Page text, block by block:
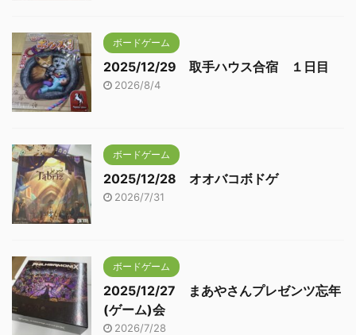
ボードゲーム
2025/12/29 取手ハウス合宿 １日目
2026/8/4
ボードゲーム
2025/12/28 オオバコボドゲ
2026/7/31
ボードゲーム
2025/12/27 まあやさんプレゼンツ忘年
(ゲーム)会
2026/7/28